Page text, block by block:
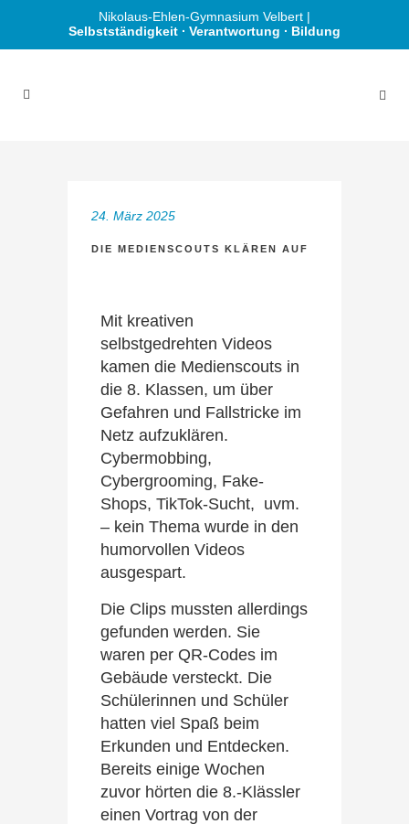
Nikolaus-Ehlen-Gymnasium Velbert |
Selbstständigkeit ∙ Verantwortung ∙ Bildung
24. März 2025
DIE MEDIENSCOUTS KLÄREN AUF
Mit kreativen
selbstgedrehten Videos
kamen die Medienscouts in
die 8. Klassen, um über
Gefahren und Fallstricke im
Netz aufzuklären.
Cybermobbing,
Cybergrooming, Fake-
Shops, TikTok-Sucht, uvm.
– kein Thema wurde in den
humorvollen Videos
ausgespart.
Die Clips mussten allerdings
gefunden werden. Sie
waren per QR-Codes im
Gebäude versteckt. Die
Schülerinnen und Schüler
hatten viel Spaß beim
Erkunden und Entdecken.
Bereits einige Wochen
zuvor hörten die 8.-Klässler
einen Vortrag von der